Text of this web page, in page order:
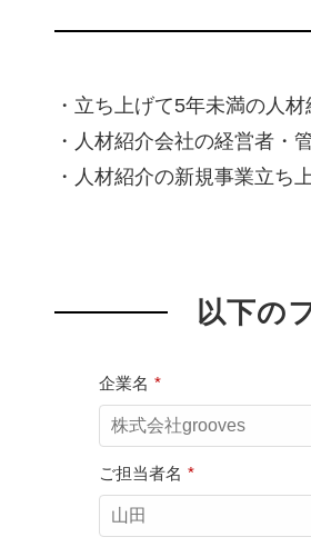
・立ち上げて5年未満の人
・人材紹介会社の経営者・
・人材紹介の新規事業立ち
以下の
*
企業名
*
ご担当者名